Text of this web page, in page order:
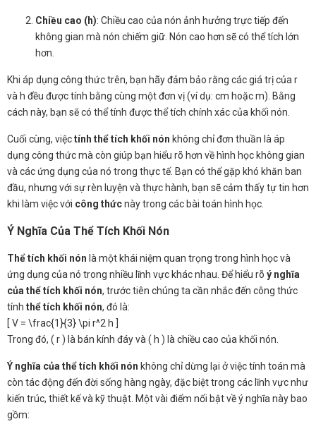
Chiều cao (h): Chiều cao của nón ảnh hưởng trực tiếp đến
không gian mà nón chiếm giữ. Nón cao hơn sẽ có thể tích lớn
hơn.
Khi áp dụng công thức trên, bạn hãy đảm bảo rằng các giá trị của r
và h đều được tính bằng cùng một đơn vị (ví dụ: cm hoặc m). Bằng
cách này, bạn sẽ có thể tính được thể tích chính xác của khối nón.
Cuối cùng, việctính thể tích khối nón không chỉ đơn thuần là áp
dụng công thức mà còn giúp bạn hiểu rõ hơn về hình học không gian
và các ứng dụng của nó trong thực tế. Bạn có thể gặp khó khăn ban
đầu, nhưng với sự rèn luyện và thực hành, bạn sẽ cảm thấy tự tin hơn
khi làm việc với công thứcnày trong các bài toán hình học.
Ý Nghĩa Của Thể Tích Khối Nón
Thể tích khối nón là một khái niệm quan trọng trong hình học và
ứng dụng của nó trong nhiều lĩnh vực khác nhau. Để hiểu rõ ý nghĩa
của thể tích khối nón, trước tiên chúng ta cần nhắc đến công thức
tính thể tích khối nón, đó là:
[ V = \frac{1}{3} \pi r^2 h ]
Trong đó, ( r ) là bán kính đáy và ( h ) là chiều cao của khối nón.
Ý nghĩa của thể tích khối nón không chỉ dừng lại ở việc tính toán mà
còn tác động đến đời sống hàng ngày, đặc biệt trong các lĩnh vực như
kiến trúc, thiết kế và kỹ thuật. Một vài điểm nổi bật về ý nghĩa này bao
gồm: